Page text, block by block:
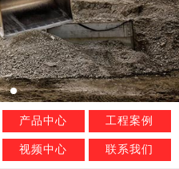
产品中心 工程案例
视频中心 联系我们